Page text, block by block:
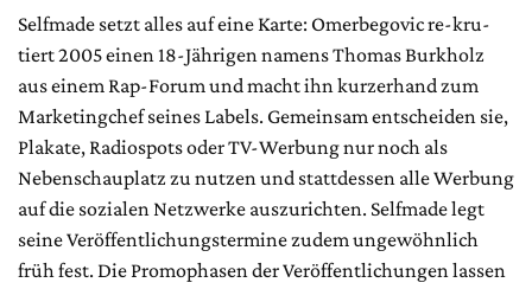
Selfmade setzt alles auf eine Karte: Omerbegovic re-kru-
tiert 2005 einen 18-Jährigen namens Thomas Burkholz
aus einem Rap-Forum und macht ihn kurzerhand zum
Marketingchef seines Labels. Gemeinsam entscheiden sie,
Plakate, Radiospots oder TV-Werbung nur noch als
Nebenschauplatz zu nutzen und stattdessen alle Werbung
auf die sozialen Netzwerke auszurichten. Selfmade legt
seine Veröffentlichungstermine zudem ungewöhnlich
früh fest. Die Promophasen der Veröffentlichungen lassen